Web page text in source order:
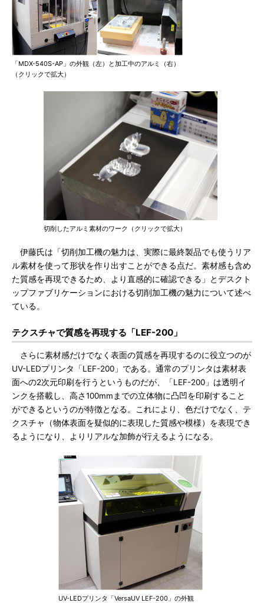
「MDX-540S-AP」の外観（左）と加工中のアルミ（右）
（クリックで拡大）
切削したアルミ素材のワーク（クリックで拡大）
伊藤氏は「切削加工機の魅力は、実際に最終製品でも使うリア
ル素材を使って形状を作り出すことができる点だ。素材感も含め
た質感を再現できるため、より直感的に確認できる」とデスクト
ップファブリケーションにおける切削加工機の魅力について述べ
ている。
テクスチャで質感を再現する「LEF-200」
さらに素材感だけでなく表面の質感を再現するのに役立つのが
UV-LEDプリンタ「LEF-200」である。通常のプリンタは素材表
面への2次元印刷を行うというものだが、「LEF-200」は透明イ
ンクを搭載し、高さ100mmまでの立体物に凸凹を印刷すること
ができるというのが特徴となる。これにより、色だけでなく、テ
クスチャ（物体表面を疑似的に表現した質感や模様）を表現でき
るようになり、よりリアルな加飾が行えるようになる。
UV-LEDプリンタ「VersaUV LEF-200」の外観